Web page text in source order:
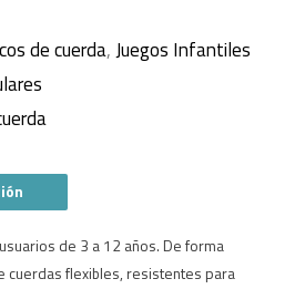
de cuerda,Juegos Infantiles
de 3 a 12 años. De forma
cuerdas flexibles, resistentes para